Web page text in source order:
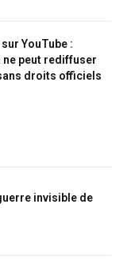
YouTube :
peut rediffuser
droits officiels
invisible de